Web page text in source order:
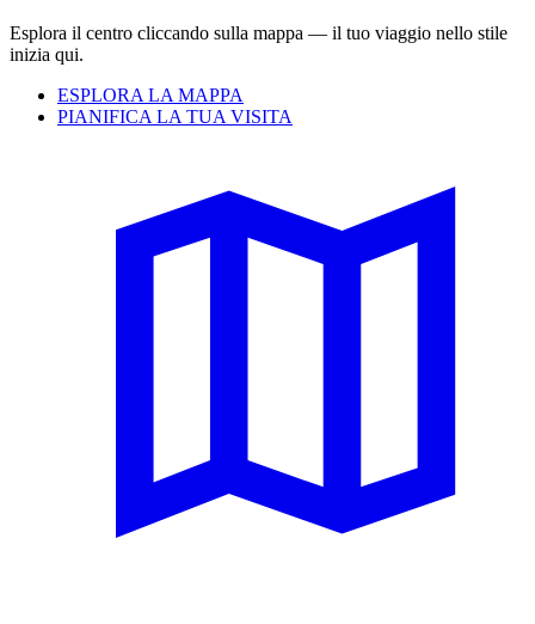
Esplora il centro cliccando sulla mappa — il tuo viaggio nello stile
inizia qui.
ESPLORA LA MAPPA
PIANIFICA LA TUA VISITA